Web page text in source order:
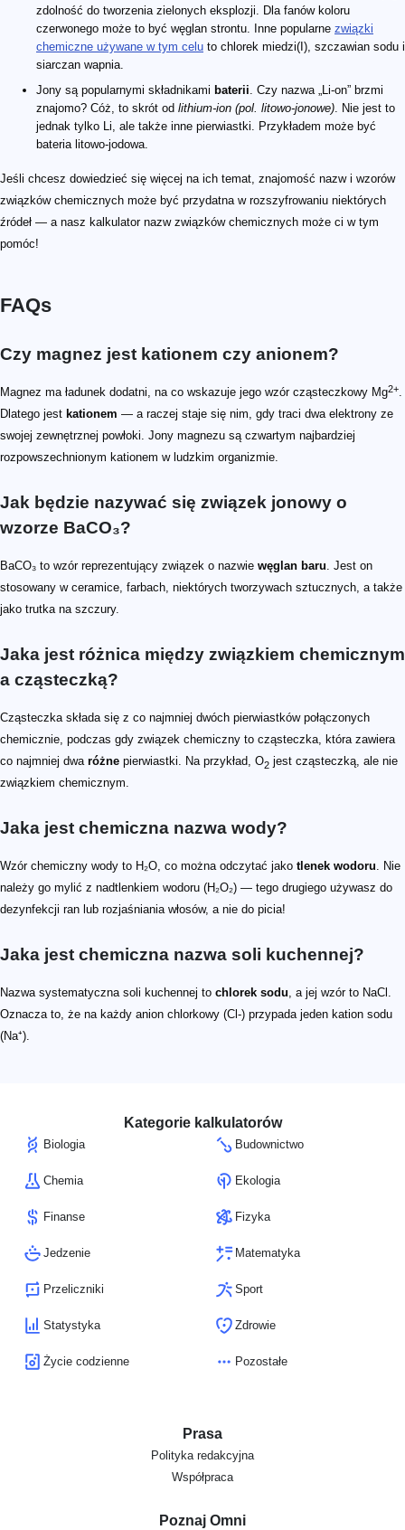
zdolność do tworzenia zielonych eksplozji. Dla fanów koloru
czerwonego może to być węglan strontu. Inne popularne związki
chemiczne używane w tym celu to chlorek miedzi(I), szczawian sodu i
siarczan wapnia.
Jony są popularnymi składnikami baterii . Czy nazwa „Li-on” brzmi
znajomo? Cóż, to skrót od lithium-ion (pol. litowo-jonowe) . Nie jest to
jednak tylko Li, ale także inne pierwiastki. Przykładem może być
bateria litowo-jodowa.
Jeśli chcesz dowiedzieć się więcej na ich temat, znajomość nazw i wzorów
związków chemicznych może być przydatna w rozszyfrowaniu niektórych
źródeł — a nasz kalkulator nazw związków chemicznych może ci w tym
pomóc!
FAQs
Czy magnez jest kationem czy anionem?
Magnez ma ładunek dodatni, na co wskazuje jego wzór cząsteczkowy Mg2+
Dlatego jest kationem — a raczej staje się nim, gdy traci dwa elektrony ze
swojej zewnętrznej powłoki. Jony magnezu są czwartym najbardziej
rozpowszechnionym kationem w ludzkim organizmie.
Jak będzie nazywać się związek jonowy o
wzorze BaCO₃?
BaCO₃ to wzór reprezentujący związek o nazwie węglan baru . Jest on
stosowany w ceramice, farbach, niektórych tworzywach sztucznych, a także
jako trutka na szczury.
Jaka jest różnica między związkiem chemicznym
a cząsteczką?
Cząsteczka składa się z co najmniej dwóch pierwiastków połączonych
chemicznie, podczas gdy związek chemiczny to cząsteczka, która zawiera
co najmniej dwa różne pierwiastki. Na przykład, O2 jest cząsteczką, ale nie
związkiem chemicznym.
Jaka jest chemiczna nazwa wody?
Wzór chemiczny wody to H₂O, co można odczytać jako tlenek wodoru . Nie
należy go mylić z nadtlenkiem wodoru (H₂O₂) — tego drugiego używasz do
dezynfekcji ran lub rozjaśniania włosów, a nie do picia!
Jaka jest chemiczna nazwa soli kuchennej?
Nazwa systematyczna soli kuchennej to chlorek sodu , a jej wzór to NaCl.
Oznacza to, że na każdy anion chlorkowy (Cl-) przypada jeden kation sodu
(Na⁺).
Kategorie kalkulatorów
Biologia Budownictwo
Chemia Ekologia
Finanse Fizyka
Jedzenie Matematyka
Przeliczniki Sport
Statystyka Zdrowie
Życie codzienne Pozostałe
Prasa
Polityka redakcyjna
Współpraca
Poznaj Omni